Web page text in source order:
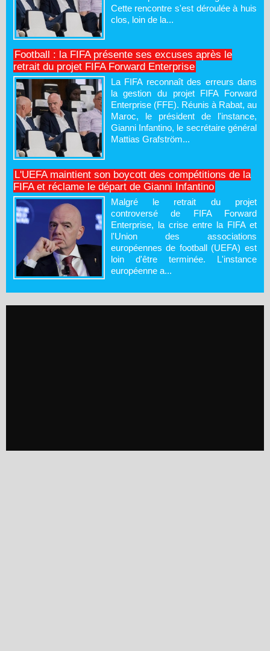
Cette rencontre s'est déroulée à huis
clos, loin de la...
Football : la FIFA présente ses excuses après le
retrait du projet FIFA Forward Enterprise
La FIFA reconnaît des erreurs dans
la gestion du projet FIFA Forward
Enterprise (FFE). Réunis à Rabat, au
Maroc, le président de l'instance,
Gianni Infantino, le secrétaire général
Mattias Grafström...
L'UEFA maintient son boycott des compétitions de la
FIFA et réclame le départ de Gianni Infantino
Malgré le retrait du projet
controversé de FIFA Forward
Enterprise, la crise entre la FIFA et
l'Union des associations
européennes de football (UEFA) est
loin d'être terminée. L'instance
européenne a...